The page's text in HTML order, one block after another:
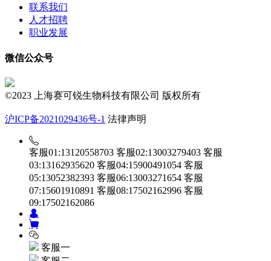
联系我们
人才招聘
职业发展
微信公众号
©2023 上海赛可锐生物科技有限公司 版权所有
沪ICP备2021029436号-1 法律声明
客服01:13120558703 客服02:13003279403 客服
03:13162935620 客服04:15900491054 客服
05:13052382393 客服06:13003271654 客服
07:15601910891 客服08:17502162996 客服
09:17502162086
客服一